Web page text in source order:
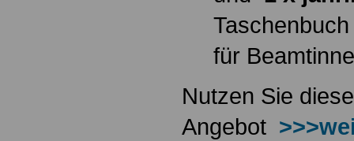
Taschenbuch
für
Nutzen Sie
Angebot